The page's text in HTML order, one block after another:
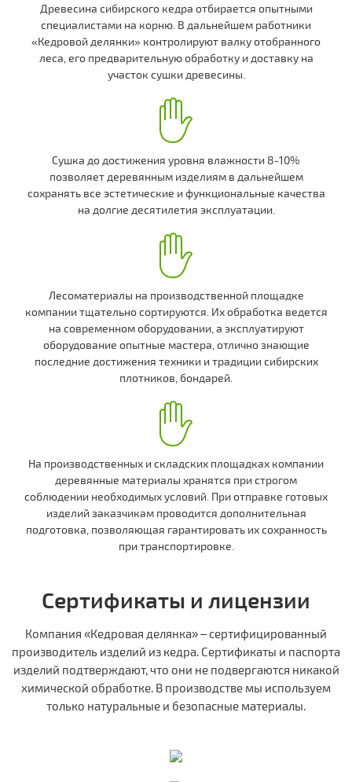
Древесина сибирского кедра отбирается опытными
специалистами на корню. В дальнейшем работники
«Кедровой делянки» контролируют валку отобранного
леса, его предварительную обработку и доставку на
участок сушки древесины.
Сушка до достижения уровня влажности 8-10%
позволяет деревянным изделиям в дальнейшем
сохранять все эстетические и функциональные качества
на долгие десятилетия эксплуатации.
Лесоматериалы на производственной площадке
компании тщательно сортируются. Их обработка ведется
на современном оборудовании, а эксплуатируют
оборудование опытные мастера, отлично знающие
последние достижения техники и традиции сибирских
плотников, бондарей.
На производственных и складских площадках компании
деревянные материалы хранятся при строгом
соблюдении необходимых условий. При отправке готовых
изделий заказчикам проводится дополнительная
подготовка, позволяющая гарантировать их сохранность
при транспортировке.
Сертификаты и лицензии
Компания «Кедровая делянка» – сертифицированный
производитель изделий из кедра. Сертификаты и паспорта
изделий подтверждают, что они не подвергаются никакой
химической обработке. В производстве мы используем
только натуральные и безопасные материалы.